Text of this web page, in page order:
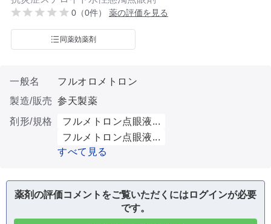
0（0件） 薬の評価を見る
同薬効薬剤
一般名
フルオロメトロン
製造/販売 参天製薬
剤形/規格
フルメトロン点眼液...
フルメトロン点眼液...
すべて見る
薬剤の評価コメントをご覧いただくにはログインが必要
です。